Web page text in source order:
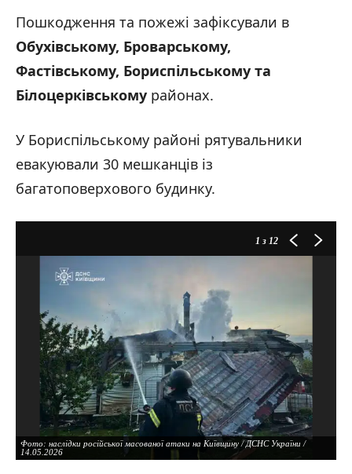
Фото: наслідки російської масованої атаки на Київщину / ДСНС України /
14.05.2026
14.05.2026
Фото: наслідки російської масованої атаки на Київщину / ДСНС України /
14.05.2026
Пошкодження та пожежі зафіксували в
Обухівському, Броварському,
Фастівському, Бориспільському та
Білоцерківському районах.
У Бориспільському районі рятувальники
евакуювали 30 мешканців із
багатоповерхового будинку.
1 з 12
Фото: наслідки російської масованої атаки на Київщину / ДСНС України /
14.05.2026